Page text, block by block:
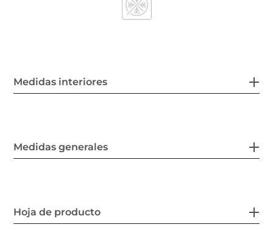
Medidas interiores
Medidas generales
Hoja de producto